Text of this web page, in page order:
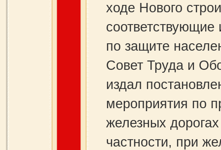
ходе Нового
по защите
Совет Труда и
издал
мероприятия по
железных
частности, при